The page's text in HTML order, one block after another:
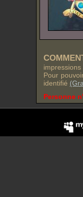
Pour
identifié
Personne